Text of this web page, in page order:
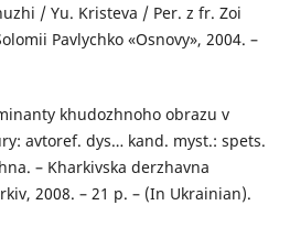
/ Yu. Kristeva / Per. z fr. Zoi
Pavlychko «Osnovy», 2004. –
khudozhnoho obrazu v
avtoref. dys… kand. myst.: spets.
– Kharkivska derzhavna
2008. – 21 p. – (In Ukrainian).